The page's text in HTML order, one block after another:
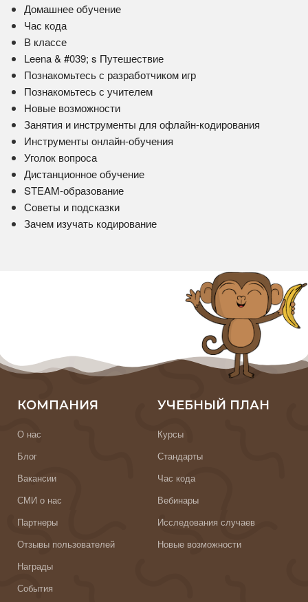
Домашнее обучение
Час кода
В классе
Leena & #039; s Путешествие
Познакомьтесь с разработчиком игр
Познакомьтесь с учителем
Новые возможности
Занятия и инструменты для офлайн-кодирования
Инструменты онлайн-обучения
Уголок вопроса
Дистанционное обучение
STEAM-образование
Советы и подсказки
Зачем изучать кодирование
КОМПАНИЯ
О нас
Блог
Вакансии
СМИ о нас
Партнеры
Отзывы пользователей
Награды
События
УЧЕБНЫЙ ПЛАН
Курсы
Стандарты
Час кода
Вебинары
Исследования случаев
Новые возможности